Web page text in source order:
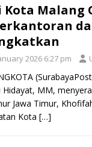
Kota Malang
2026 6:27 pm
Hidayat, MM,
Jawa Timur,
Kota […]